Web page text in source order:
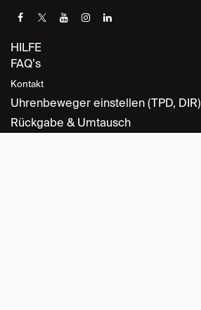
HILFE
FAQ’s
Kontakt
Uhrenbeweger einstellen (TPD, DIR)
Rückgabe & Umtausch